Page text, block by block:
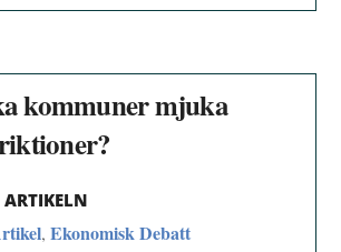
kommuner mjuka
,Ekonomisk Debatt